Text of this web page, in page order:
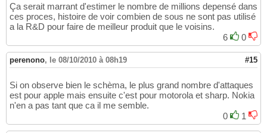
Ça serait marrant d'estimer le nombre de millions depensé dans
ces proces, histoire de voir combien de sous ne sont pas utilisé
a la R&D pour faire de meilleur produit que le voisins.
6
0
perenono, le 08/10/2010 à 08h19 #15
Si on observe bien le schèma, le plus grand nombre d'attaques
est pour apple mais ensuite c'est pour motorola et sharp. Nokia
n'en a pas tant que ca il me semble.
0
1